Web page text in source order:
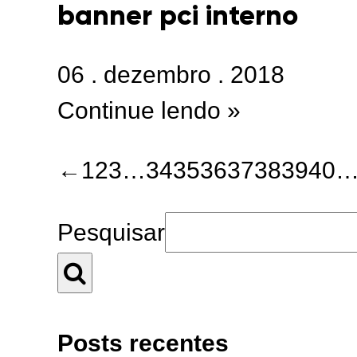
banner pci interno
06 . dezembro . 2018
Continue lendo »
← 123…34353637383940…
Pesquisar
Posts recentes